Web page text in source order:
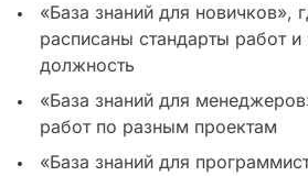
«База знаний для новичков»,
расписаны стандарты работ и
должность
«База знаний для
работ по разным проектам
«База знаний для